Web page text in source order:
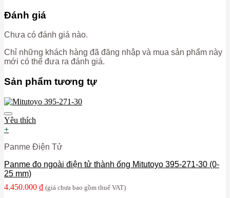
Đánh giá
Chưa có đánh giá nào.
Chỉ những khách hàng đã đăng nhập và mua sản phẩm này
mới có thể đưa ra đánh giá.
Sản phẩm tương tự
Yêu thích
+
Panme Điện Tử
Panme đo ngoài điện tử thành ống Mitutoyo 395-271-30 (0-
25 mm)
4.450.000 ₫ (giá chưa bao gồm thuế VAT)